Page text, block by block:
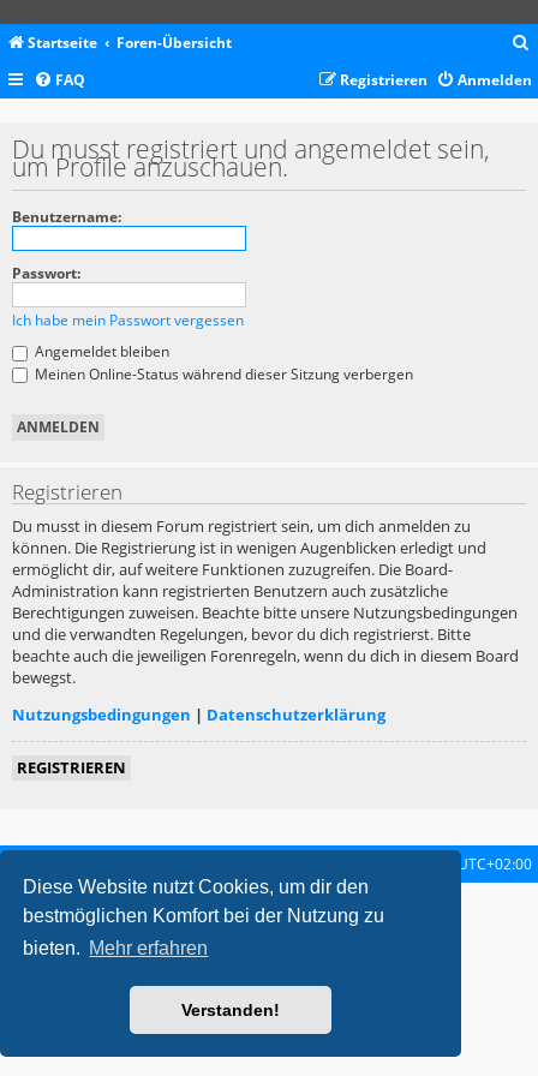
Diese Website nutzt Cookies, um dir den
bestmöglichen Komfort bei der Nutzung zu
bieten. Mehr erfahren
Verstanden!
Startseite Foren-Übersicht
c
FAQ Anmelden
Registrieren
Du musst registriert und angemeldet sein,
um Profile anzuschauen.
Benutzername:
Passwort:
Ich habe mein Passwort vergessen
Angemeldet bleiben
Meinen Online-Status während dieser Sitzung verbergen
Registrieren
Du musst in diesem Forum registriert sein, um dich anmelden zu
können. Die Registrierung ist in wenigen Augenblicken erledigt und
ermöglicht dir, auf weitere Funktionen zuzugreifen. Die Board-
Administration kann registrierten Benutzern auch zusätzliche
Berechtigungen zuweisen. Beachte bitte unsere Nutzungsbedingungen
und die verwandten Regelungen, bevor du dich registrierst. Bitte
beachte auch die jeweiligen Forenregeln, wenn du dich in diesem Board
bewegst.
Nutzungsbedingungen | Datenschutzerklärung
REGISTRIEREN
UTC+02:00
metrolike style by Eric Seguin Updated for phpBB3.2 by
Powered byphpBB ® Forum Software © phpBB Limited
Deutsche Übersetzung durch